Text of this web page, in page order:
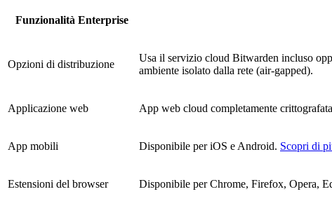
Funzionalità Enterprise
Opzioni di distribuzione
Usa il servizio cloud Bitwarden incluso
ambiente isolato dalla rete (air-gapped).
Applicazione web App web cloud completamente
App mobili Disponibile per iOS e Android. Scopri di
Estensioni del browser Disponibile per Chrome, Firefox, Opera,